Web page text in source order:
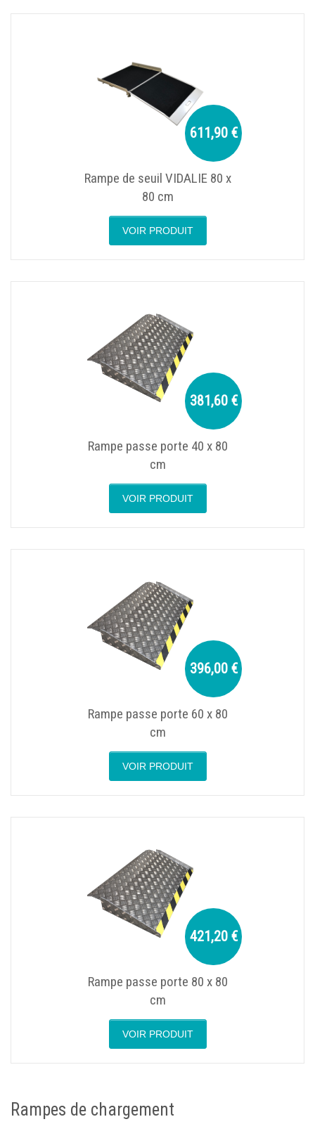
611,90 €
Rampe de seuil VIDALIE 80 x
80 cm
VOIR PRODUIT
381,60 €
Rampe passe porte 40 x 80
cm
VOIR PRODUIT
396,00 €
Rampe passe porte 60 x 80
cm
VOIR PRODUIT
421,20 €
Rampe passe porte 80 x 80
cm
VOIR PRODUIT
Rampes de chargement